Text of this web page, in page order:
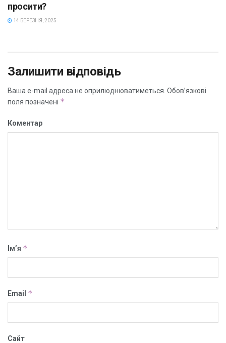
просити?
14 БЕРЕЗНЯ, 2025
Залишити відповідь
Ваша e-mail адреса не оприлюднюватиметься. Обов’язкові
поля позначені *
Коментар
Ім’я *
Email *
Сайт